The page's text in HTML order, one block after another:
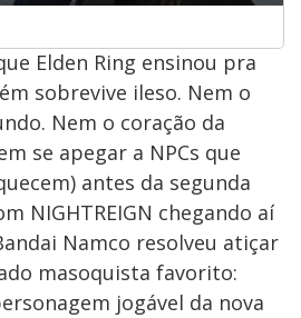
Elden Ring ensinou pra
sobrevive ileso. Nem o
Nem o coração da
se apegar a NPCs que
antes da segunda
NIGHTREIGN chegando aí
Namco resolveu atiçar
masoquista favorito:
jogável da nova